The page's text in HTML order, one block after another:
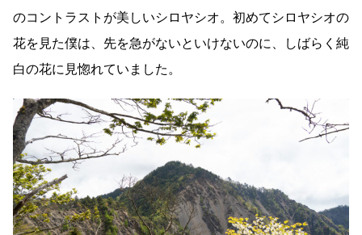
のコントラストが美しいシロヤシオ。初めてシロヤシオの
花を見た僕は、先を急がないといけないのに、しばらく純
白の花に見惚れていました。